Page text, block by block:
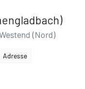
(Nord)
Adresse